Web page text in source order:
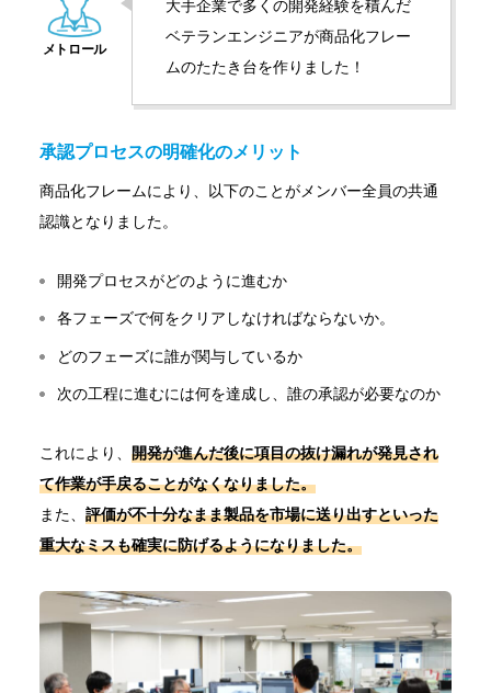
大手企業で多くの開発経験を積んだ
ベテランエンジニアが商品化フレー
ムのたたき台を作りました！
承認プロセスの明確化のメリット
商品化フレームにより、以下のことがメンバー全員の共通
認識となりました。
開発プロセスがどのように進むか
各フェーズで何をクリアしなければならないか。
どのフェーズに誰が関与しているか
次の工程に進むには何を達成し、誰の承認が必要なのか
これにより、 開発が進んだ後に項目の抜け漏れが発見され
て作業が手戻ることがなくなりました。
また、 評価が不十分なまま製品を市場に送り出すといった
重大なミスも確実に防げるようになりました。